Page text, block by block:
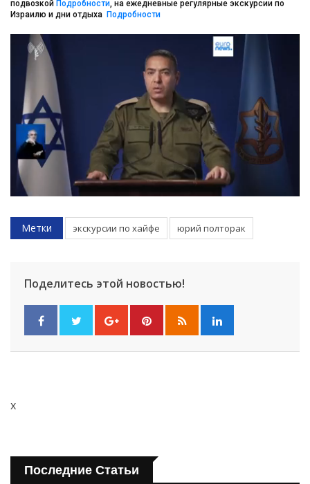
подвозкой Подробности , на ежедневные регулярные экскурсии по
Израилю и дни отдыха Подробности
Метки экскурсии по хайфе юрий полторак
Поделитесь этой новостью!
x
Последние Статьи